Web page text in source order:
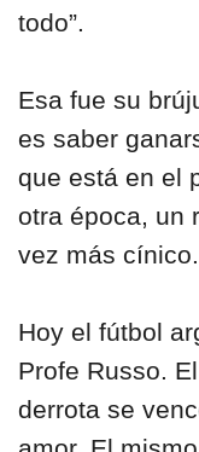
todo”.
Esa fue su
es saber
que está en el
otra época, un
vez más cínico.
Hoy el fútbol
Profe Russo.
derrota se